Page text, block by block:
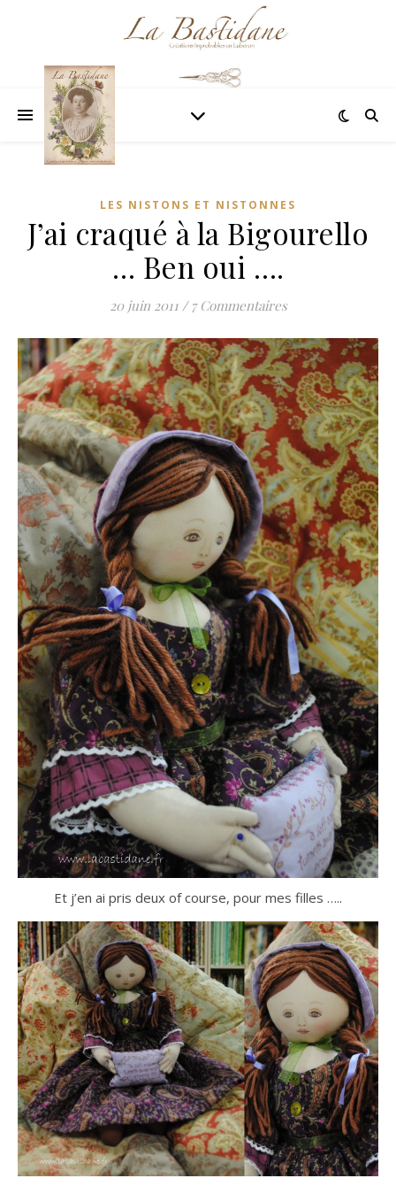
LES NISTONS ET NISTONNES
J’ai craqué à la Bigourello
… Ben oui ….
20 juin 2011 / 7 Commentaires
Et j’en ai pris deux of course, pour mes filles …..